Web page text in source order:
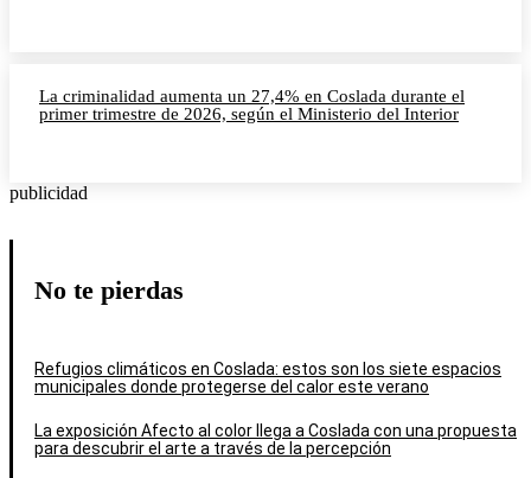
La criminalidad aumenta un 27,4% en Coslada durante el
primer trimestre de 2026, según el Ministerio del Interior
publicidad
No te pierdas
Refugios climáticos en Coslada: estos son los siete espacios
municipales donde protegerse del calor este verano
La exposición Afecto al color llega a Coslada con una propuesta
para descubrir el arte a través de la percepción